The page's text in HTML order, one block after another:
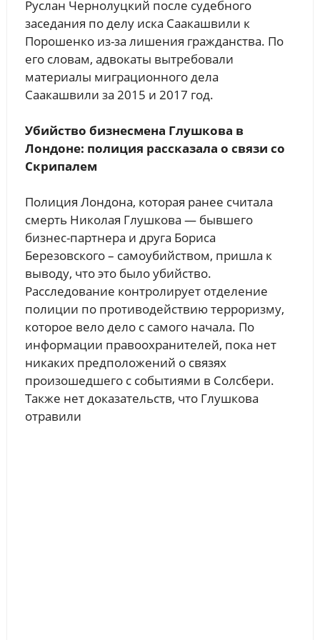
Руслан Чернолуцкий после судебного
заседания по делу иска Саакашвили к
Порошенко из-за лишения гражданства. По
его словам, адвокаты вытребовали
материалы миграционного дела
Саакашвили за 2015 и 2017 год.
Убийство бизнесмена Глушкова в
Лондоне: полиция рассказала о связи со
Скрипалем
Полиция Лондона, которая ранее считала
смерть Николая Глушкова — бывшего
бизнес-партнера и друга Бориса
Березовского – самоубийством, пришла к
выводу, что это было убийство.
Расследование контролирует отделение
полиции по противодействию терроризму,
которое вело дело с самого начала. По
информации правоохранителей, пока нет
никаких предположений о связях
произошедшего с событиями в Солсбери.
Также нет доказательств, что Глушкова
отравили